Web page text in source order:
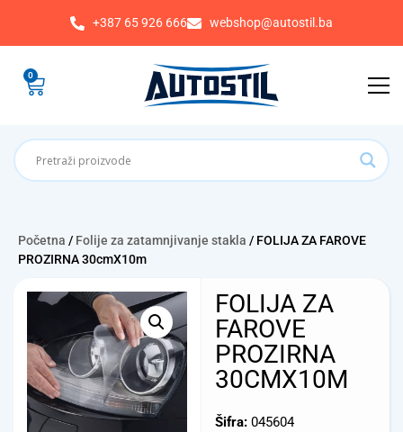
+387 65 926 666 webshop@autostil.ba
0
Početna / Folije za zatamnjivanje stakla / FOLIJA ZA FAROVE
PROZIRNA 30cmX10m
FOLIJA ZA
FAROVE
PROZIRNA
30CMX10M
Šifra:045604